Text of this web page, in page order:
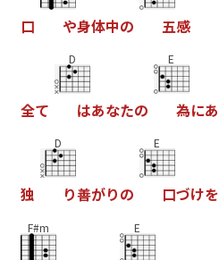
口 や身体中の 五感
全て
D
はあなたの
E
為にあ
独
D
り善がりの
E
口づけを
F#m E